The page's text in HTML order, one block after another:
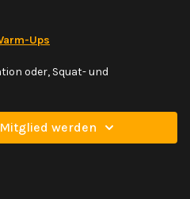
Ups
oder, Squat- und
Mobility Warm-up
werden